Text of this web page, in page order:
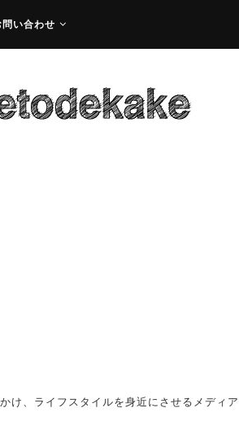
問い合わせ
け、ライフスタイルを身近にさせるメディア